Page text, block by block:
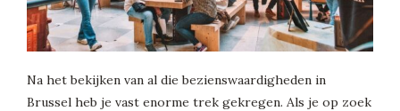
Na het bekijken van al die bezienswaardigheden in
Brussel heb je vast enorme trek gekregen. Als je op zoek